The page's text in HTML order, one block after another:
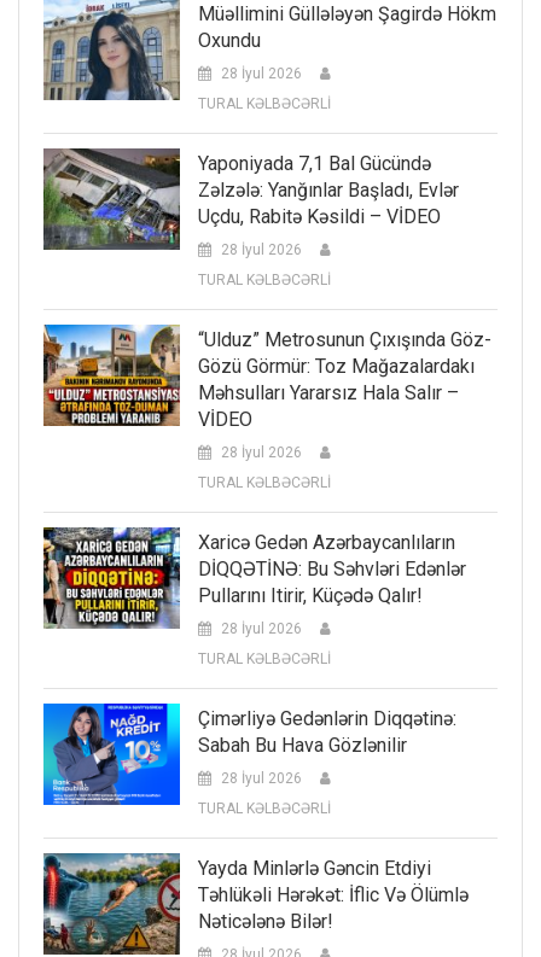
Müəllimini Güllələyən Şagirdə Hökm
Oxundu
28 İyul 2026
TURAL KƏLBƏCƏRLİ
Yaponiyada 7,1 Bal Gücündə
Zəlzələ: Yanğınlar Başladı, Evlər
Uçdu, Rabitə Kəsildi – VİDEO
28 İyul 2026
TURAL KƏLBƏCƏRLİ
“Ulduz” Metrosunun Çıxışında Göz-
Gözü Görmür: Toz Mağazalardakı
Məhsulları Yararsız Hala Salır –
VİDEO
28 İyul 2026
TURAL KƏLBƏCƏRLİ
Xaricə Gedən Azərbaycanlıların
DİQQƏTİNƏ: Bu Səhvləri Edənlər
Pullarını Itirir, Küçədə Qalır!
28 İyul 2026
TURAL KƏLBƏCƏRLİ
Çimərliyə Gedənlərin Diqqətinə:
Sabah Bu Hava Gözlənilir
28 İyul 2026
TURAL KƏLBƏCƏRLİ
Yayda Minlərlə Gəncin Etdiyi
Təhlükəli Hərəkət: İflic Və Ölümlə
Nəticələnə Bilər!